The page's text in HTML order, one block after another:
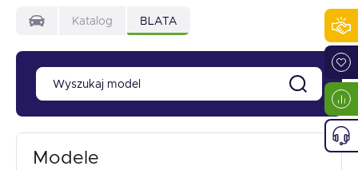
Katalog BLATA
Modele